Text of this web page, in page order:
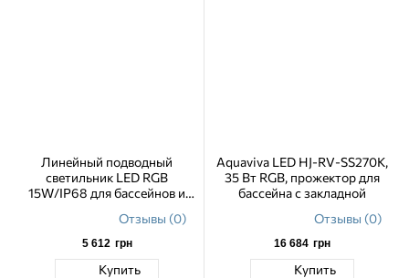
Линейный подводный
светильник LED RGB
15W/IP68 для бассейнов и
Отзывы (0)
5 612 грн
Купить
Aquaviva LED HJ-RV-SS270K,
35 Вт RGB, прожектор для
бассейна с закладной
Отзывы (0)
16 684 грн
Купить